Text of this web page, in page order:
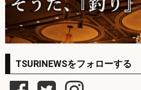
TSURINEWSをフォローする